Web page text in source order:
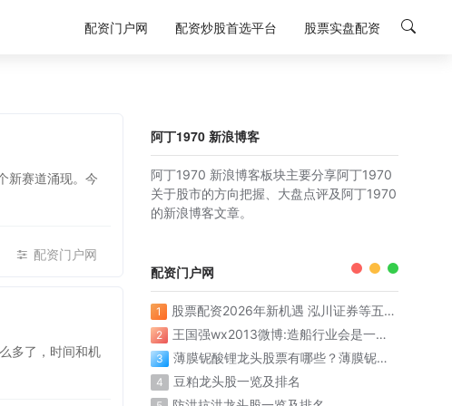
配资门户网 配资炒股首选平台 股票实盘配资
新赛道涌现。今
配资门户网
多了，时间和机
阿丁1970 新浪博客
阿丁1970 新浪博客板块主要分享阿丁1970
关于股市的方向把握、大盘点评及阿丁1970
的新浪博客文章。
配资门户网
1 股票配资2026年新机遇 泓川证券等五大平台稳健领航
2 王国强wx2013微博:造船行业会是一个漫长的上升周期
3 薄膜铌酸锂龙头股票有哪些？薄膜铌酸锂概念股票名单一览表
4 豆粕龙头股一览及排名